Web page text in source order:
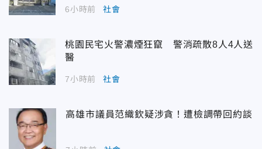
6小時前 社會
桃園民宅火警濃煙狂竄 警消疏散8人4人送
醫
7小時前 社會
高雄市議員范織欽疑涉貪！遭檢調帶回約談